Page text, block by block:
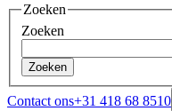
Zoeken
Zoeken
Zoeken
Contact ons+31 418 68 8510